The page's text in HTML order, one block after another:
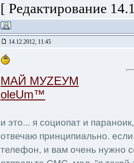
[ Редактирование
14.12.2012, 11:45
МАЙ МУZЕУМ
oleUm™
и это... я социопат и
отвечаю принципиально.
телефон, и вам очень нужно